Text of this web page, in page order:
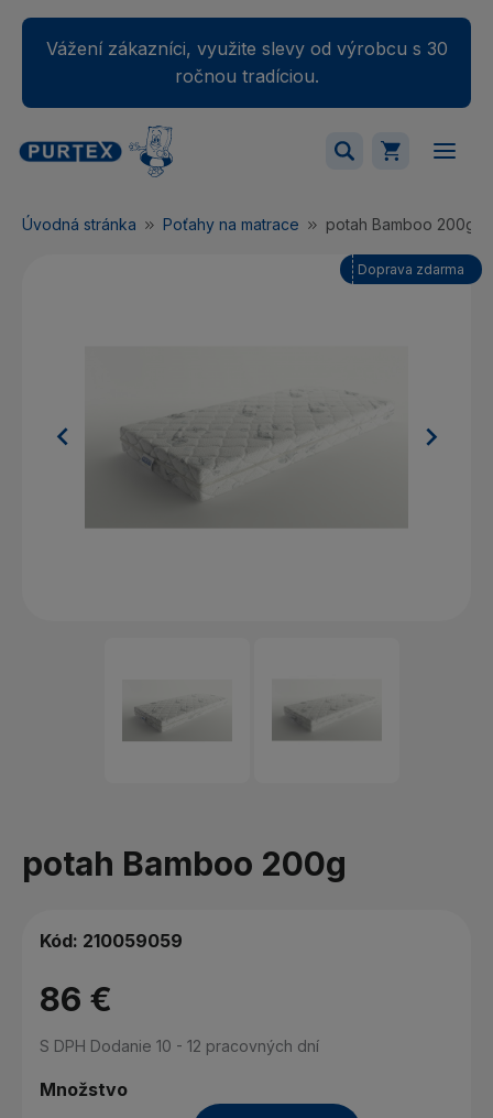
Vážení zákazníci, využite slevy od výrobcu s 30
ročnou tradíciou.
Váš nákupný košík je momentálne prázdny.
Úvodná stránka Poťahy na matrace potah Bamboo 200g
 
Doprava zdarma
potah Bamboo 200g
Kód: 210059059
86 €
S DPH Dodanie 10 - 12 pracovných dní
Množstvo